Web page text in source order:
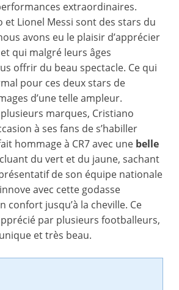
extraordinaires.
et Lionel Messi sont des stars du
avons eu le plaisir d’apprécier
qui malgré leurs âges
offrir du beau spectacle. Ce qui
pour ces deux stars de
d’une telle ampleur.
marques, Cristiano
à ses fans de s’habiller
hommage à CR7 avec une belle
du vert et du jaune, sachant
de son équipe nationale
avec cette godasse
confort jusqu’à la cheville. Ce
par plusieurs footballeurs,
et très beau.